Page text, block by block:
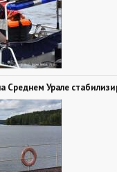
Среднем Урале